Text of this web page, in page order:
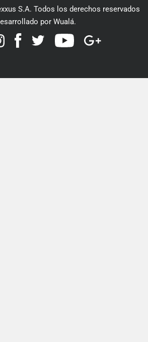
S.A. Todos los derechos reservados
por Wualá.